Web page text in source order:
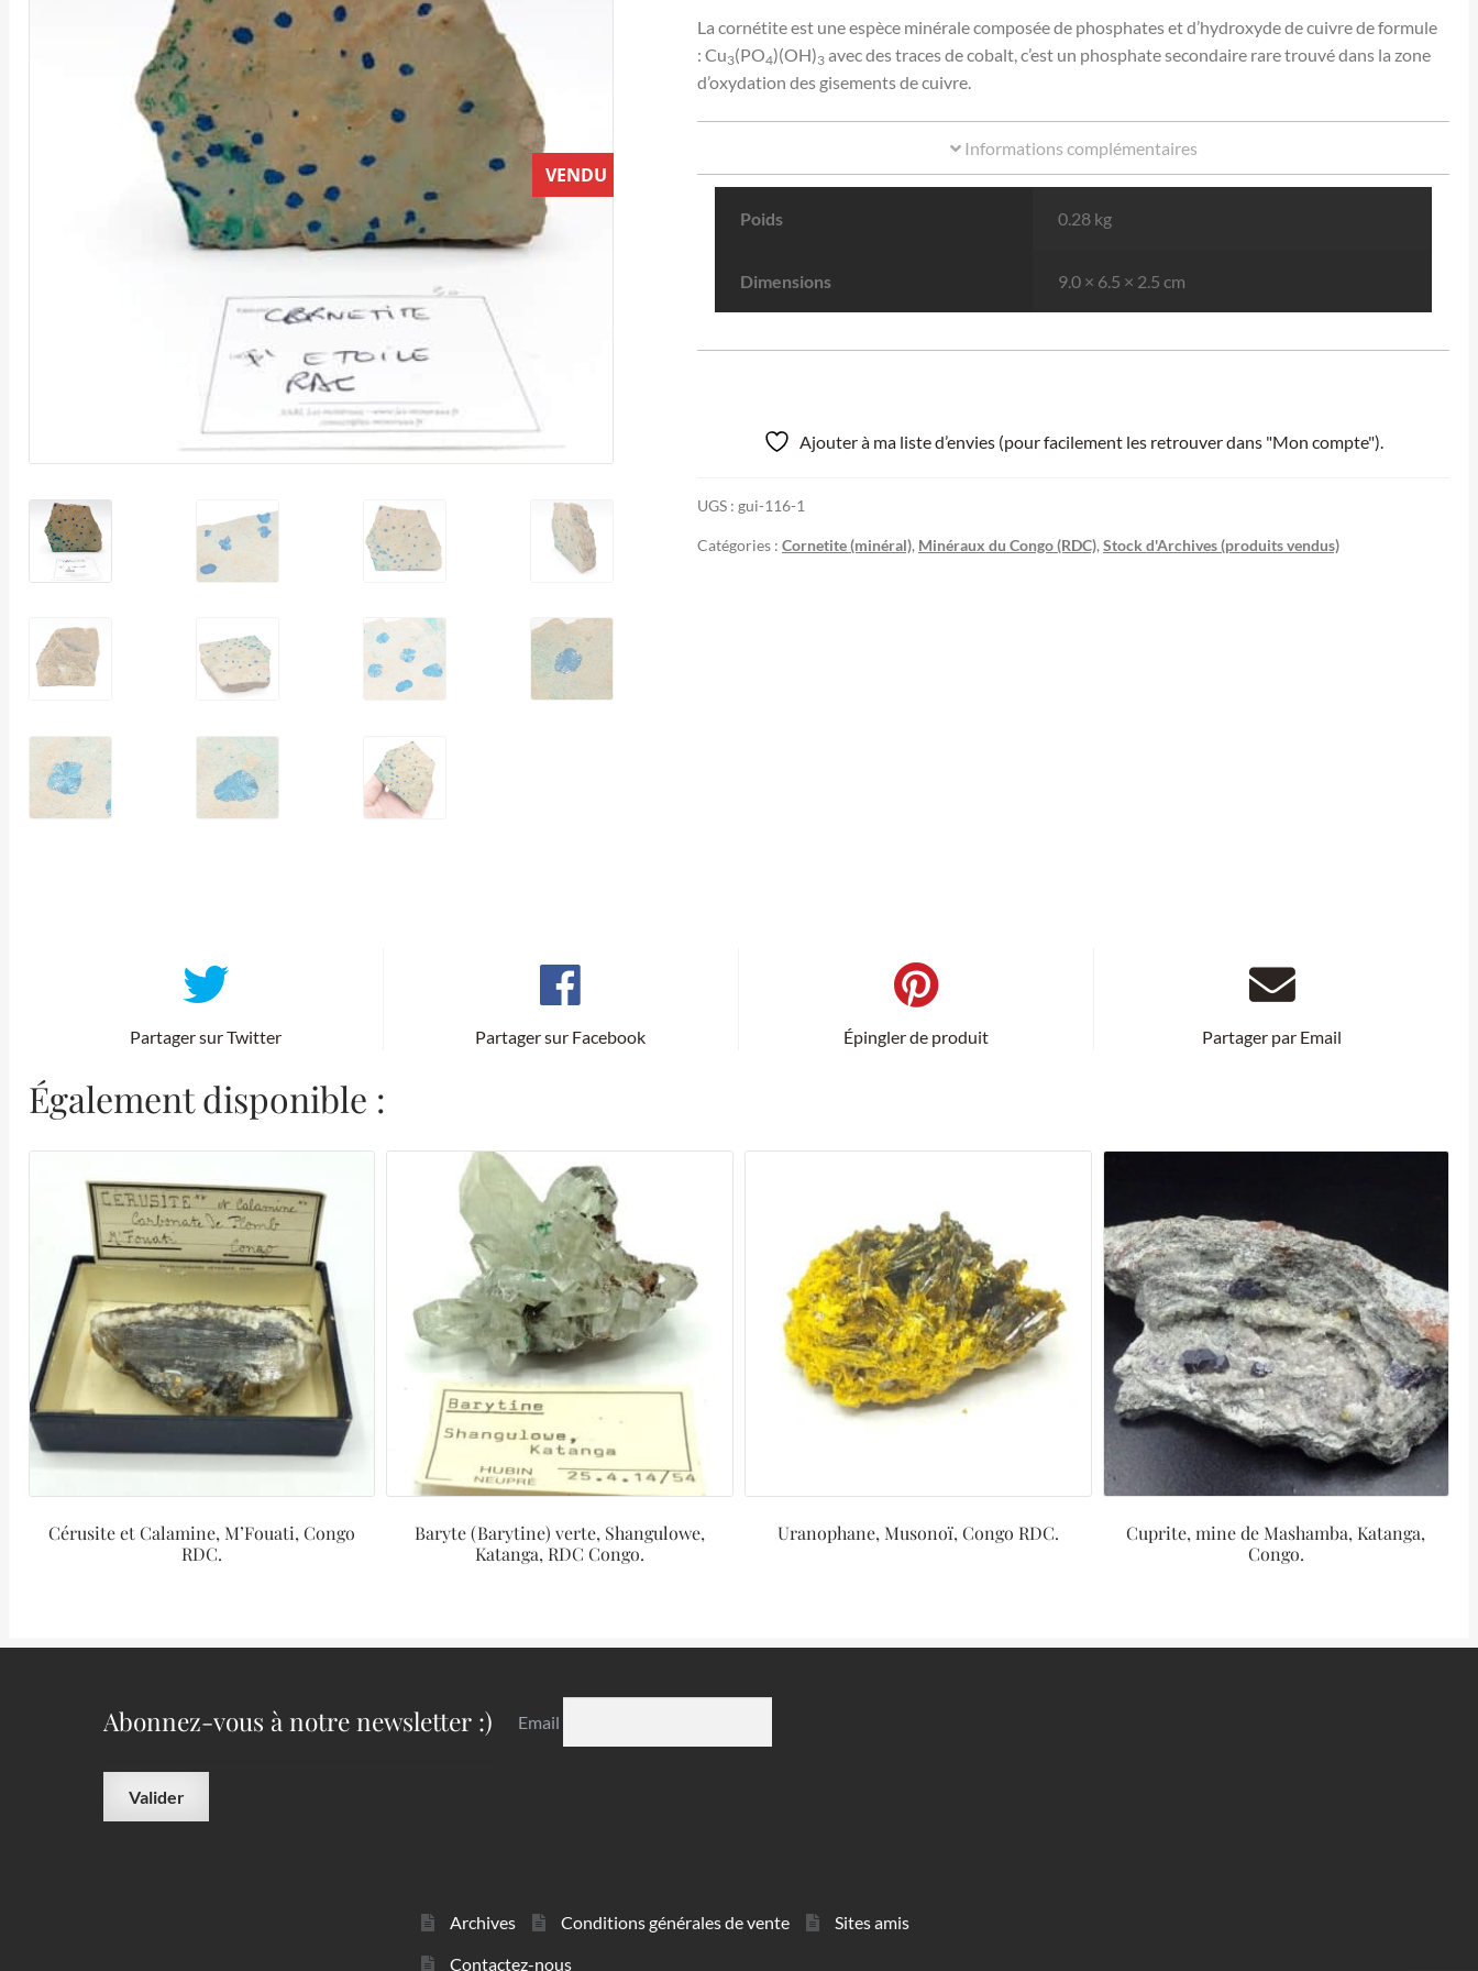
VENDU
La cornétite est une espèce minérale composée de phosphates et d’hydroxyde de cuivre de formule
: Cu3(PO4)(OH)3 avec des traces de cobalt, c’est un phosphate secondaire rare trouvé dans la zone
d’oxydation des gisements de cuivre.
Informations complémentaires
Poids 0.28 kg
Dimensions 9.0 × 6.5 × 2.5 cm
Ajouter à ma liste d’envies (pour facilement les retrouver dans "Mon compte").
UGS : gui-116-1
Catégories : Cornetite (minéral), Minéraux du Congo (RDC), Stock d'Archives (produits vendus)
Partager sur Twitter Partager sur Facebook Épingler de produit Partager par Email
Également disponible :
Cérusite et Calamine, M’Fouati, Congo
RDC.
Baryte (Barytine) verte, Shangulowe,
Katanga, RDC Congo.
Uranophane, Musonoï, Congo RDC.
Cuprite, mine de Mashamba, Katanga,
Congo.
Abonnez-vous à notre newsletter :) Email
Archives Conditions générales de vente
Sites amis
Contactez-nous